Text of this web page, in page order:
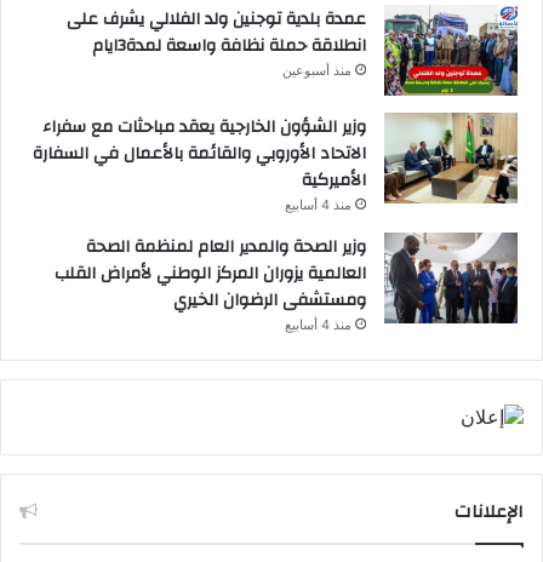
عمدة بلدية توجنين ولد الفلالي يشرف على
انطلاقة حملة نظافة واسعة لمدة3ايام
منذ أسبوعين
وزير الشؤون الخارجية يعقد مباحثات مع سفراء
الاتحاد الأوروبي والقائمة بالأعمال في السفارة
الأميركية
منذ 4 أسابيع
وزير الصحة والمدير العام لمنظمة الصحة
العالمية يزوران المركز الوطني لأمراض القلب
ومستشفى الرضوان الخيري
منذ 4 أسابيع
الإعلانات